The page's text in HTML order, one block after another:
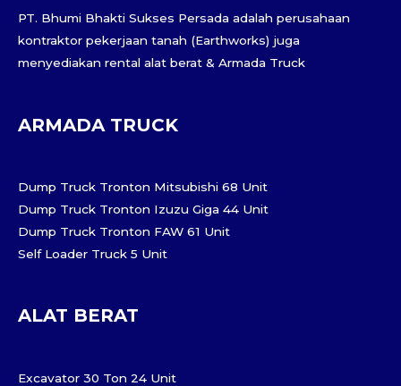
PT. Bhumi Bhakti Sukses Persada adalah perusahaan
kontraktor pekerjaan tanah (Earthworks) juga
menyediakan rental alat berat & Armada Truck
ARMADA TRUCK
Dump Truck Tronton Mitsubishi 68 Unit
Dump Truck Tronton Izuzu Giga 44 Unit
Dump Truck Tronton FAW 61 Unit
Self Loader Truck 5 Unit
ALAT BERAT
Excavator 30 Ton 24 Unit